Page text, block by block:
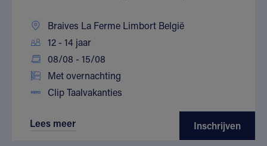
Braives La Ferme Limbort België
12 - 14 jaar
08/08 - 15/08
Met overnachting
Clip Taalvakanties
Lees meer Inschrijven